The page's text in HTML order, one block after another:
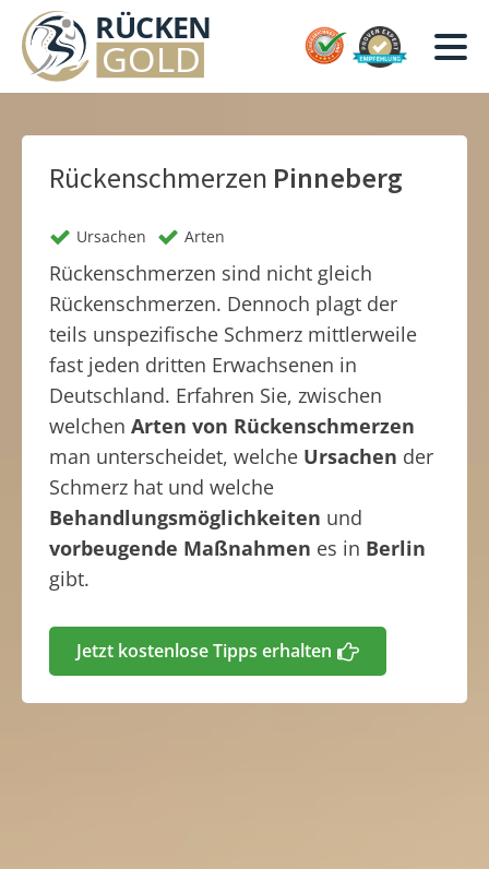
Rückenschmerzen Pinneberg
Ursachen Arten
Rückenschmerzen sind nicht gleich
Rückenschmerzen. Dennoch plagt der
teils unspezifische Schmerz mittlerweile
fast jeden dritten Erwachsenen in
Deutschland. Erfahren Sie, zwischen
welchen Arten von Rückenschmerzen
man unterscheidet, welche Ursachen der
Schmerz hat und welche
Behandlungsmöglichkeiten und
vorbeugende Maßnahmen es in Berlin
gibt.
Jetzt kostenlose Tipps erhalten